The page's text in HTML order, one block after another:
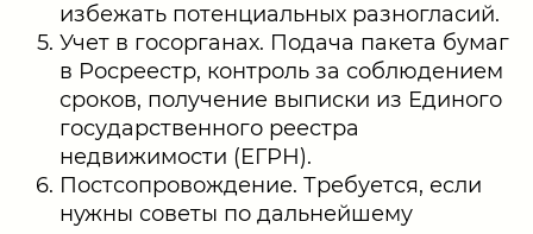
избежать потенциальных разногласий.
Учет в госорганах. Подача пакета бумаг
в Росреестр, контроль за соблюдением
сроков, получение выписки из Единого
государственного реестра
недвижимости (ЕГРН).
Постсопровождение. Требуется, если
нужны советы по дальнейшему